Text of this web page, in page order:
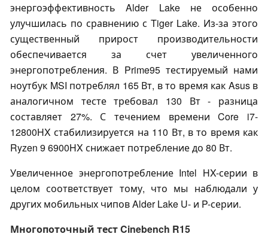
энергоэффективность Alder Lake не особенно
улучшилась по сравнению с Tiger Lake. Из-за этого
существенный прирост производительности
обеспечивается за счет увеличенного
энергопотребления. В Prime95 тестируемый нами
ноутбук MSI потреблял 165 Вт, в то время как Asus в
аналогичном тесте требовал 130 Вт - разница
составляет 27%. С течением времени Core i7-
12800HX стабилизируется на 110 Вт, в то время как
Ryzen 9 6900HX снижает потребление до 80 Вт.
Увеличенное энергопотребление Intel HX-серии в
целом соответствует тому, что мы наблюдали у
других мобильных чипов Alder Lake U- и P-серии.
Многопоточный тест Cinebench R15